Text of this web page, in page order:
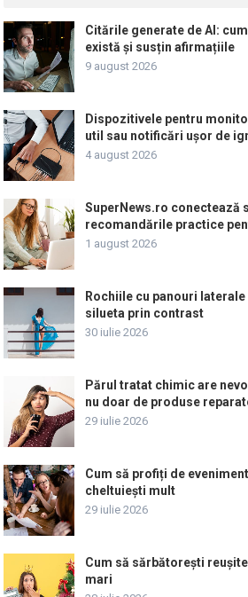
Citările generate de AI:
există și susțin afirmațiile
9 august 2026
Dispozitivele pentru
util sau notificări ușor de
4 august 2026
SuperNews.ro conectează
recomandările practice
1 august 2026
Rochiile cu panouri
silueta prin contrast
30 iulie 2026
Părul tratat chimic are
nu doar de produse
29 iulie 2026
Cum să profiți de
cheltuiești mult
29 iulie 2026
Cum să sărbătorești
mari